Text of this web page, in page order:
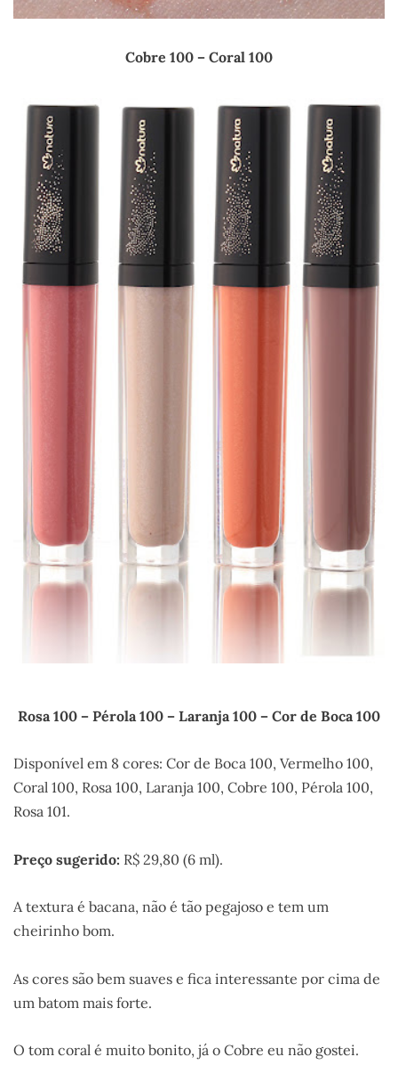
Cobre 100 – Coral 100
Rosa 100 – Pérola 100 – Laranja 100 – Cor de Boca 100
Disponível em 8 cores: Cor de Boca 100, Vermelho 100,
Coral 100, Rosa 100, Laranja 100, Cobre 100, Pérola 100,
Rosa 101.
Preço sugerido: R$ 29,80 (6 ml).
A textura é bacana, não é tão pegajoso e tem um
cheirinho bom.
As cores são bem suaves e fica interessante por cima de
um batom mais forte.
O tom coral é muito bonito, já o Cobre eu não gostei.